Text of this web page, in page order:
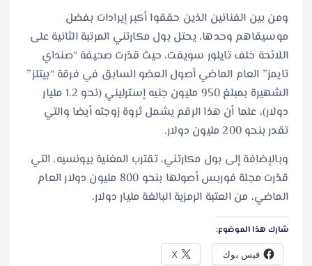
ومن بين الفنانين الذين حققوا أكبر إيرادات بفضل
موسيقاهم وحدها، يحتل بول مكارتني المرتبة الثانية على
اللائحة خلف تايلور سويفت، حيث قدّرت صحيفة “صنداي
تايمز” العام الماضي أصول العضو السابق في فرقة “بيتلز”
الشهيرة بمبلغ 950 مليون جنيه إسترليني (نحو 1.2 مليار
دولار)، علما أن هذا الرقم يشمل ثروة زوجته أيضا والتي
تقدر بنحو 200 مليون دولار.
وبالإضافة إلى بول مكارتني، تقترب المغنية بيونسيه، التي
قدّرت مجلة فوربس أصولها بنحو 800 مليون دولار العام
الماضي، من العتبة الرمزية البالغة مليار دولار.
شارك هذا الموضوع:
فيس بوك X